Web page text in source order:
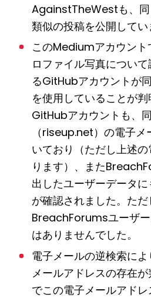
AgainstTheWestも、
類似の投稿を公開してい
このMediumアカウント
ロファイル写真につい
るGitHubアカウントが
を使用していることが
GitHubアカウントも、
（riseup.net）の電子
いており（ただし上述
ります）、また
出したユーザーデータ
が確認されました。た
BreachForumsユーザ
はありませんでした。
電子メールの逆検索に
メールアドレスの存在
でこの電子メールアド